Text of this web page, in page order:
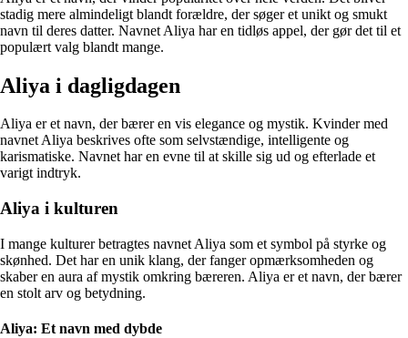
stadig mere almindeligt blandt forældre, der søger et unikt og smukt
navn til deres datter. Navnet Aliya har en tidløs appel, der gør det til et
populært valg blandt mange.
Aliya i dagligdagen
Aliya er et navn, der bærer en vis elegance og mystik. Kvinder med
navnet Aliya beskrives ofte som selvstændige, intelligente og
karismatiske. Navnet har en evne til at skille sig ud og efterlade et
varigt indtryk.
Aliya i kulturen
I mange kulturer betragtes navnet Aliya som et symbol på styrke og
skønhed. Det har en unik klang, der fanger opmærksomheden og
skaber en aura af mystik omkring bæreren. Aliya er et navn, der bærer
en stolt arv og betydning.
Aliya: Et navn med dybde